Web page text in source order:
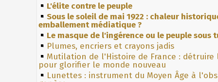
L'élite contre le peuple
Sous le soleil de mai 1922 : chaleur
emballement médiatique ?
Le masque de l'ingérence ou le peuple sous
Plumes, encriers et crayons jadis
Mutilation de l'Histoire de France : détruire
pour glorifier le monde nouveau
Lunettes : instrument du Moyen Âge à